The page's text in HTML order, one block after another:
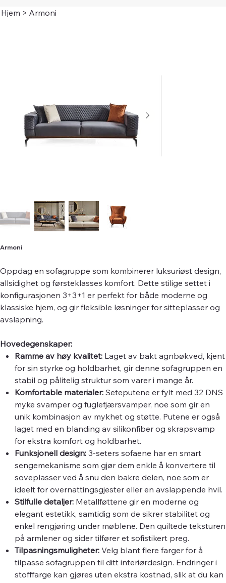
Hjem > Armoni
Armoni
Oppdag en sofagruppe som kombinerer luksuriøst design,
allsidighet og førsteklasses komfort. Dette stilige settet i
konfigurasjonen 3+3+1 er perfekt for både moderne og
klassiske hjem, og gir fleksible løsninger for sitteplasser og
avslapning.
Hovedegenskaper:
Ramme av høy kvalitet:Laget av bakt agnbøkved, kjent
for sin styrke og holdbarhet, gir denne sofagruppen en
stabil og pålitelig struktur som varer i mange år.
Komfortable materialer:Seteputene er fylt med 32 DNS
myke svamper og fuglefjærsvamper, noe som gir en
unik kombinasjon av mykhet og støtte. Putene er også
laget med en blanding av silikonfiber og skrapsvamp
for ekstra komfort og holdbarhet.
Funksjonell design:3-seters sofaene har en smart
sengemekanisme som gjør dem enkle å konvertere til
soveplasser ved å snu den bakre delen, noe som er
ideelt for overnattingsgjester eller en avslappende hvil.
Stilfulle detaljer:Metallføttene gir en moderne og
elegant estetikk, samtidig som de sikrer stabilitet og
enkel rengjøring under møblene. Den quiltede teksturen
på armlener og sider tilfører et sofistikert preg.
Tilpasningsmuligheter:Velg blant flere farger for å
tilpasse sofagruppen til ditt interiørdesign. Endringer i
stofffarge kan gjøres uten ekstra kostnad, slik at du kan